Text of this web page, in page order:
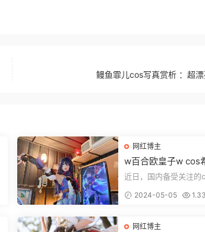
鳗鱼霏儿cos写真赏析 ：超
网红博主
w百合欧皇子w cos
坏：星穹铁道》新
近日，国内备受关注的
页面上分享...
2024-05-05
网红博主